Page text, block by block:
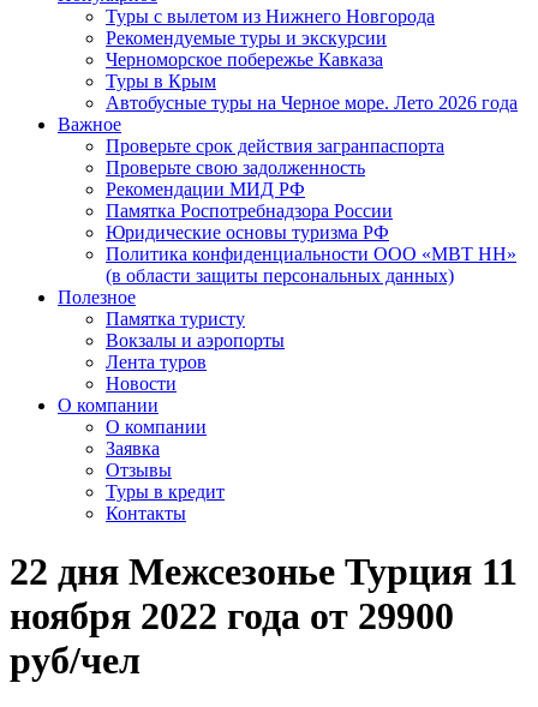
Туры с вылетом из Нижнего Новгорода
Рекомендуемые туры и экскурсии
Черноморское побережье Кавказа
Туры в Крым
Автобусные туры на Черное море. Лето 2026 года
Важное
Проверьте срок действия загранпаспорта
Проверьте свою задолженность
Рекомендации МИД РФ
Памятка Роспотребнадзора России
Юридические основы туризма РФ
Политика конфиденциальности ООО «МВТ НН»
(в области защиты персональных данных)
Полезное
Памятка туристу
Вокзалы и аэропорты
Лента туров
Новости
О компании
О компании
Заявка
Отзывы
Туры в кредит
Контакты
22 дня Межсезонье Турция 11
ноября 2022 года от 29900
руб/чел